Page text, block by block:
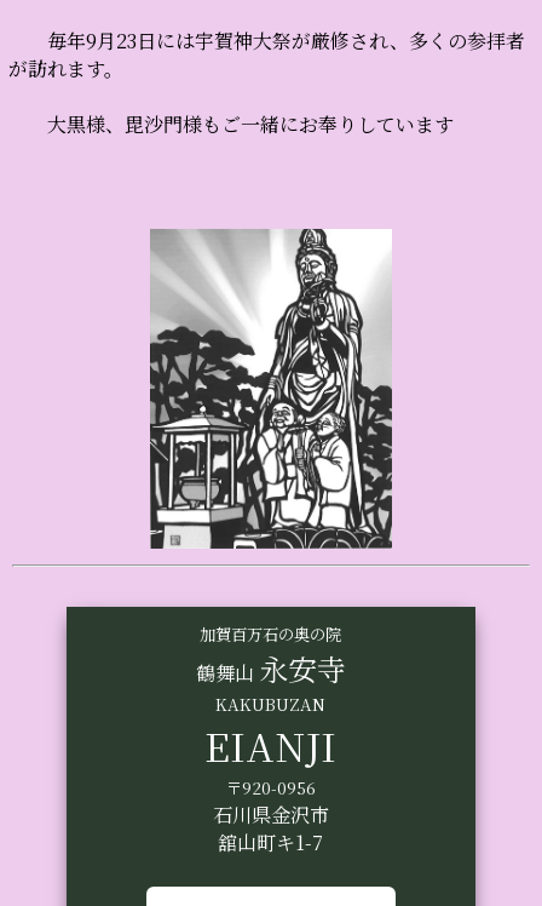
毎年9月23日には宇賀神大祭が厳修され、多くの参拝者
が訪れます。
大黒様、毘沙門様もご一緒にお奉りしています
加賀百万石の奥の院
鶴舞山 永安寺
KAKUBUZAN
EIANJI
〒920-0956
石川県金沢市
舘山町キ1-7